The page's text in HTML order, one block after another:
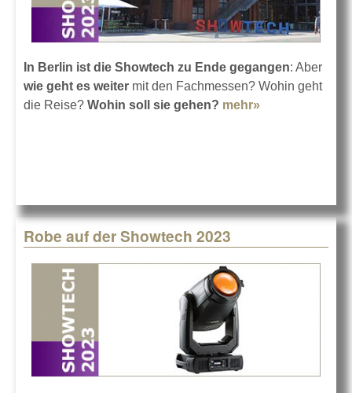
In Berlin ist die Showtech zu Ende gegangen: Aber
wie geht es weiter mit den Fachmessen? Wohin geht
die Reise? Wohin soll sie gehen? mehr»
Robe auf der Showtech 2023